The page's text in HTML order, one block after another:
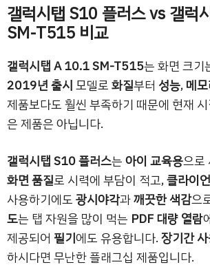
갤럭시탭 S10 플러스 vs 갤럭
SM-T515 비교
갤럭시탭 A 10.1 SM-T515는 화면 크
2019년 출시모델로화질부터 성능,메
제품보다도 훨씬 부족하기 때문에 현재
은 제품은 아닙니다.
갤럭시탭 S10 플러스는아이 교육용으로
화면 품질로 시력에 부담이 적고,클라이
사용하기에도광시야각과깨끗한 색감으
도는 탭 자원을 많이 먹는 PDF 대량 열람
제공되어 필기에도 유용합니다.장기간
하시다면 무난한 플래그십 제품입니다.